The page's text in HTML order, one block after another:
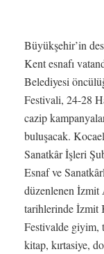
Büyükşehir’in
Kent esnafı
Belediyesi
Festivali, 24-28
cazip
buluşacak.
Sanatkâr İşleri
Esnaf ve
düzenlenen İzmit
tarihlerinde İzmit
Festivalde giyim,
kitap, kırtasiye,